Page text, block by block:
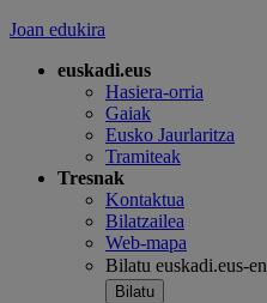
Joan edukira
euskadi.eus
Hasiera-orria
Gaiak
Eusko Jaurlaritza
Tramiteak
Tresnak
Kontaktua
Bilatzailea
Web-mapa
Bilatu euskadi.eus-en